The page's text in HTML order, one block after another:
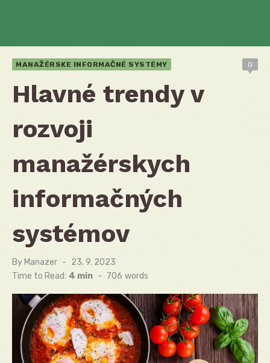
MANAŽÉRSKE INFORMAČNÉ SYSTÉMY 0
Hlavné trendy v
rozvoji
manažérskych
informačných
systémov
By Manazer
Posted
on
23. 9. 2023
Time to Read: 4 min - 706 words